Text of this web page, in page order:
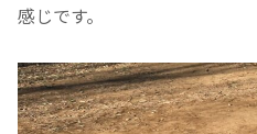
感じです。